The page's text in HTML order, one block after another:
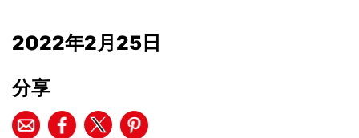
2022年2月25日
分享